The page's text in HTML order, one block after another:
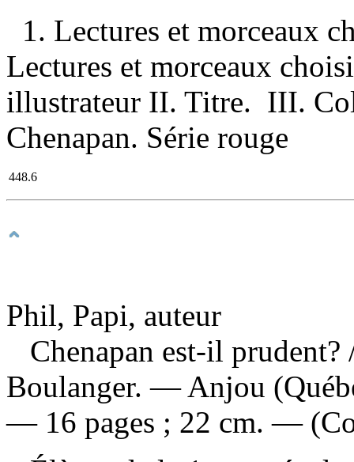
1. Lectures et morceaux
Lectures et morceaux
illustrateur II. Titre. III.
Chenapan. Série rouge
448.6
Phil, Papi, auteur
Chenapan est-il prudent?
Boulanger. — Anjou
— 16 pages ; 22 cm. —